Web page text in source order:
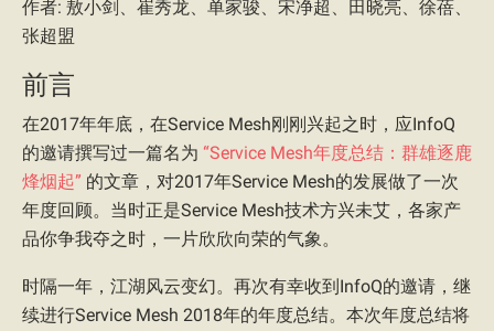
作者: 敖小剑、崔秀龙、单家骏、宋净超、田晓亮、徐蓓、
张超盟
前言
在2017年年底，在Service Mesh刚刚兴起之时，应InfoQ
的邀请撰写过一篇名为 “Service Mesh年度总结：群雄逐鹿
烽烟起” 的文章，对2017年Service Mesh的发展做了一次
年度回顾。当时正是Service Mesh技术方兴未艾，各家产
品你争我夺之时，一片欣欣向荣的气象。
时隔一年，江湖风云变幻。再次有幸收到InfoQ的邀请，继
续进行Service Mesh 2018年的年度总结。本次年度总结将